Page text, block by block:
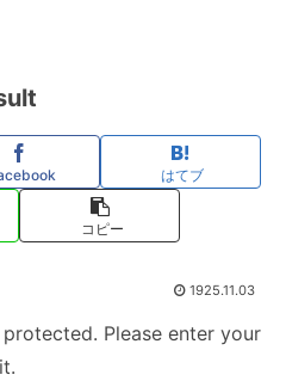
はてブ
コピー
1925.11.03
Please enter your